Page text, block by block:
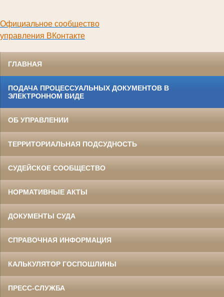
Официальное сообщество
управления ВКонтакте
ГЛАВНАЯ
ПОДАЧА ПРОЦЕССУАЛЬНЫХ ДОКУМЕНТОВ В
ЭЛЕКТРОННОМ ВИДЕ
ОБ УПРАВЛЕНИИ
ТЕРРИТОРИАЛЬНАЯ ПОДСУДНОСТЬ
СУДЕЙСКОЕ СООБЩЕСТВО
НОРМАТИВНЫЕ АКТЫ
ДОКУМЕНТЫ СУДА
СПРАВОЧНАЯ ИНФОРМАЦИЯ
КАЛЬКУЛЯТОР ГОСПОШЛИНЫ
ПРЕСС-СЛУЖБА